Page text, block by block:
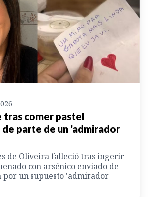
tras comer pastel
parte de un 'admirador
de Oliveira falleció tras ingerir
con arsénico enviado de
por un supuesto 'admirador